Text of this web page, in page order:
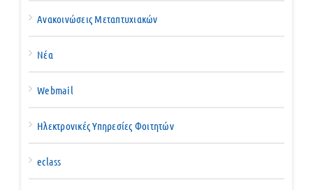
Ανακοινώσεις Μεταπτυχιακών
Νέα
Webmail
Ηλεκτρονικές Υπηρεσίες Φοιτητών
eclass